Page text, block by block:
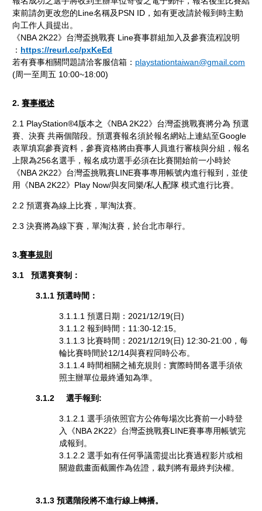
束前請勿更改您的Line名稱及PSN ID，如有更改請於報到時主動
向工作人員提出。
《NBA 2K22》台灣盃挑戰賽 Line賽事群組加入及參賽流程說明
： https://reurl.cc/pxKeEd
若有賽事相關問題請洽客服信箱： playstationtaiwan@gmail.com
(周一至周五 10:00~18:00)
2. 賽事概述
2.1 PlayStation®4版本之《NBA 2K22》台灣盃挑戰賽將分為 預選
賽、決賽 共兩個階段。預選賽報名須於報名網站上連結至Google
表單填寫參賽資料，參賽資格將由賽事人員進行審核與分組，報名
上限為256名選手，報名成功選手必須在比賽開始前一小時於
《NBA 2K22》台灣盃挑戰賽LINE賽事專用帳號內進行報到，並使
用《NBA 2K22》Play Now/與友同樂/私人配隊 模式進行比賽。
2.2 預選賽為線上比賽，單淘汰賽。
2.3 決賽將為線下賽，單淘汰賽，於台北市舉行。
3.賽事規則
3.1 預選賽賽制：
3.1.1 預選時間 ：
3.1.1.1 預選日期：2021/12/19(日)
3.1.1.2 報到時間：11:30-12:15。
3.1.1.3 比賽時間：2021/12/19(日) 12:30-21:00，每
輪比賽時間於12/14與賽程同時公布。
3.1.1.4 時間相關之補充規則：實際時間各選手須依
照主辦單位最終通知為準。
3.1.2 選手報到:
3.1.2.1 選手須依照官方公佈每場次比賽前一小時登
入《NBA 2K22》台灣盃挑戰賽LINE賽事專用帳號完
成報到。
3.1.2.2 選手如有任何爭議需提出比賽過程影片或相
關遊戲畫面截圖作為佐證，裁判將有最終判決權。
3.1.3 預選階段將不進行線上轉播。